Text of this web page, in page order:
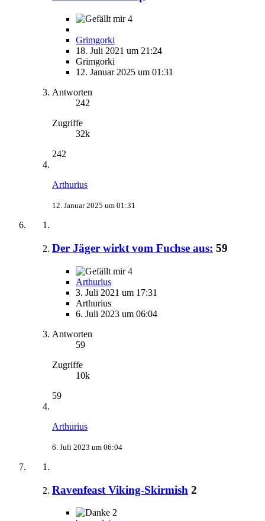
4
Grimgorki
18. Juli 2021 um 21:24
Grimgorki
12. Januar 2025 um 01:31
Antworten
242
Zugriffe
32k
242
Arthurius
12. Januar 2025 um 01:31
Der Jäger wirkt vom Fuchse aus: 59
4
Arthurius
3. Juli 2021 um 17:31
Arthurius
6. Juli 2023 um 06:04
Antworten
59
Zugriffe
10k
59
Arthurius
6. Juli 2023 um 06:04
Ravenfeast Viking-Skirmish 2
2